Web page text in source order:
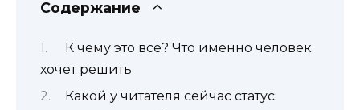
Содержание
К чему это всё? Что именно человек
хочет решить
Какой у читателя сейчас статус: